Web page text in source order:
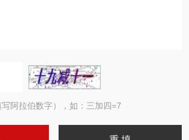
阿拉伯数字），如：三加四=7